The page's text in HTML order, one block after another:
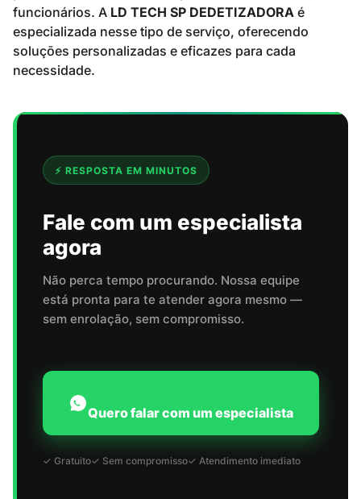
funcionários. A LD TECH SP DEDETIZADORA é
especializada nesse tipo de serviço, oferecendo
soluções personalizadas e eficazes para cada
necessidade.
⚡ RESPOSTA EM MINUTOS
Fale com um especialista
agora
Não perca tempo procurando. Nossa equipe
está pronta para te atender agora mesmo —
sem enrolação, sem compromisso.
Quero falar com um especialista
✓ Gratuito✓ Sem compromisso✓ Atendimento imediato